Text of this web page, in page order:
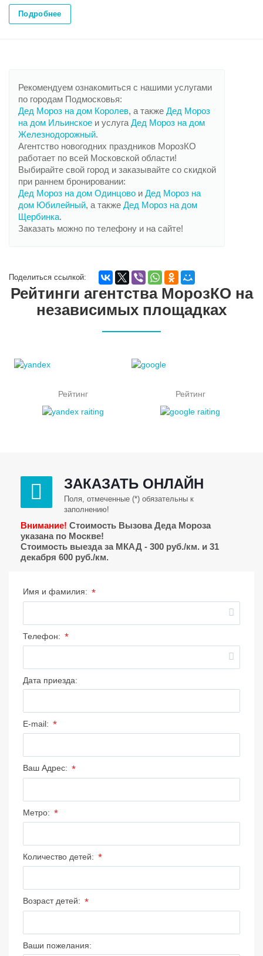
Подробнее
Рекомендуем ознакомиться с нашими услугами
по городам Подмосковья:
Дед Мороз на дом Королев, а также Дед Мороз
на дом Ильинское и услугаДед Мороз на дом
Железнодорожный.
Агентство новогодних праздников МорозКО
работает по всей Московской области!
Выбирайте свой город и заказывайте со скидкой
при раннем бронировании:
Дед Мороз на дом Одинцово и Дед Мороз на
дом Юбилейный, а также Дед Мороз на дом
Щербинка.
Заказать можно по телефону и на сайте!
Поделиться ссылкой:
Рейтинги агентства МорозКО на
независимых площадках
Рейтинг Рейтинг
ЗАКАЗАТЬ ОНЛАЙН
Поля, отмеченные (*) обязательны к
заполнению!
Внимание! Стоимость Вызова Деда Мороза
указана по Москве!
Стоимость выезда за МКАД - 300 руб./км. и 31
декабря 600 руб./км.
Имя и фамилия: *
Телефон: *
Дата приезда:
E-mail: *
Ваш Адрес: *
Метро: *
Количество детей: *
Возраст детей: *
Ваши пожелания: